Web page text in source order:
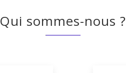
Qui sommes-nous ?